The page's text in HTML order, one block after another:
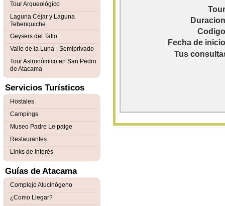
Fecha de
Tus
Tour Arqueológico
Laguna Céjar y Laguna
Tebenquiche
Geysers del Tatio
Valle de la Luna - Semiprivado
Tour Astronómico en San Pedro
de Atacama
Servicios Turísticos
Hostales
Campings
Museo Padre Le paige
Restaurantes
Links de Interés
Guías de Atacama
Complejo Alucinógeno
¿Como Llegar?